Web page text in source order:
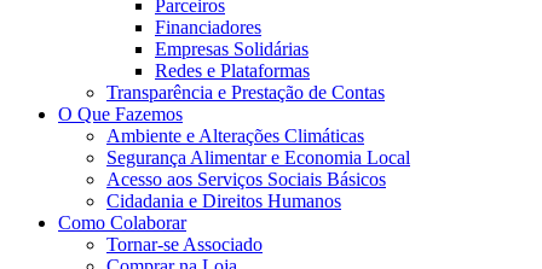
Parceiros
Financiadores
Empresas Solidárias
Redes e Plataformas
Transparência e Prestação de Contas
O Que Fazemos
Ambiente e Alterações Climáticas
Segurança Alimentar e Economia Local
Acesso aos Serviços Sociais Básicos
Cidadania e Direitos Humanos
Como Colaborar
Tornar-se Associado